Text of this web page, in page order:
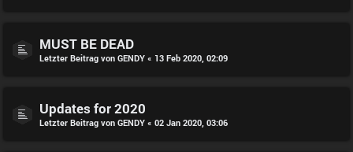
MUST BE DEAD
Letzter Beitrag von GENDY « 13 Feb 2020, 02:09
Updates for 2020
Letzter Beitrag von GENDY « 02 Jan 2020, 03:06